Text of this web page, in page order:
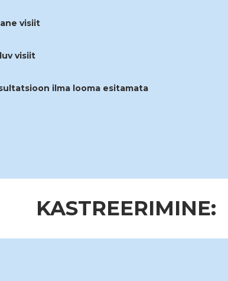
visiit
visiit
ilma looma esitamata
KASTREERIMINE: